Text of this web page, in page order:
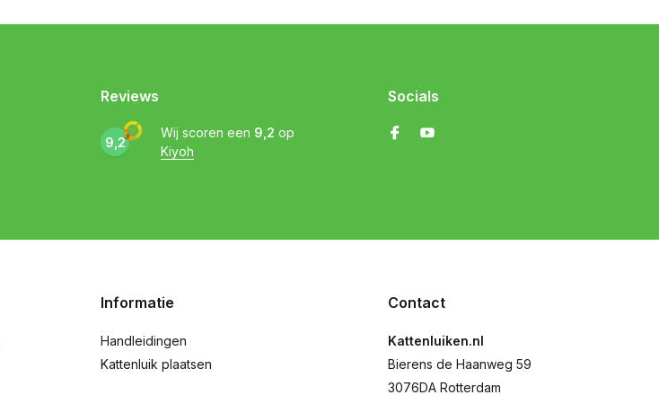
Reviews
9,2
Wij scoren een 9,2 op
Kiyoh
Socials
Informatie
Handleidingen
Kattenluik plaatsen
Contact
Kattenluiken.nl
Bierens de Haanweg 59
3076DA Rotterdam